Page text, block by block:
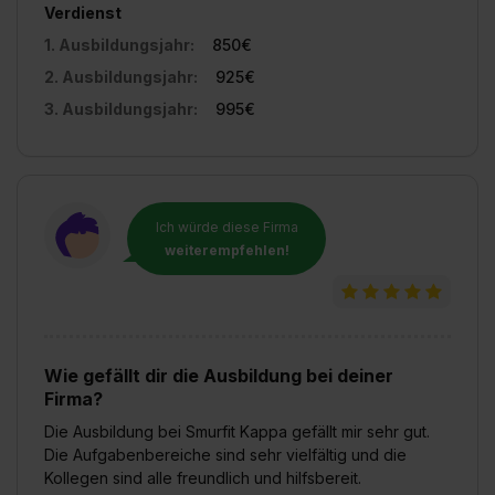
II). Du kannst die von dir erteilte Einwilligung jederzeit mit
Wirkung für die Zukunft ganz oder teilweise über unsere
Einstellungen“ widerrufen. Weitere Informationen zu den
einzelnen Cookies findest du durch Klick auf „Details
Verdienst
1. Ausbildungsjahr:
850€
2. Ausbildungsjahr:
925€
3. Ausbildungsjahr:
995€
Ich würde diese Firma
weiterempfehlen!
Wie gefällt dir die Ausbildung bei deiner
Firma?
Die Ausbildung bei Smurfit Kappa gefällt mir sehr gut.
Die Aufgabenbereiche sind sehr vielfältig und die
Kollegen sind alle freundlich und hilfsbereit.